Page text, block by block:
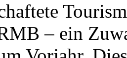
– ein